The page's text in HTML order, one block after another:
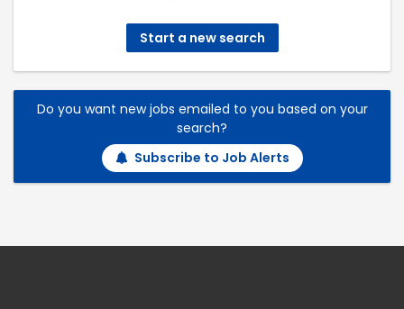
Start a new search
Do you want new jobs emailed to you based on your
search?
Subscribe to Job Alerts